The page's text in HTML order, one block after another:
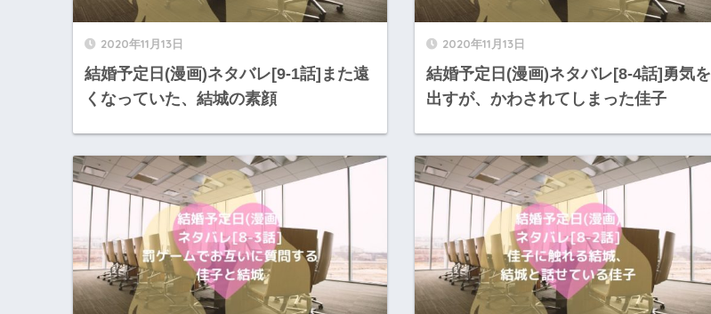
2020年11月13日
結婚予定日(漫画)ネタバレ[9-1話]また遠
くなっていた、結城の素顔
2020年11月13日
結婚予定日(漫画)ネタバレ[8-4話]勇気を
出すが、かわされてしまった佳子